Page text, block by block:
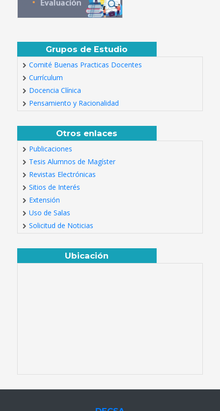
Grupos de Estudio
Comité Buenas Practicas Docentes
Currículum
Docencia Clínica
Pensamiento y Racionalidad
Otros enlaces
Publicaciones
Tesis Alumnos de Magíster
Revistas Electrónicas
Sitios de Interés
Extensión
Uso de Salas
Solicitud de Noticias
Ubicación